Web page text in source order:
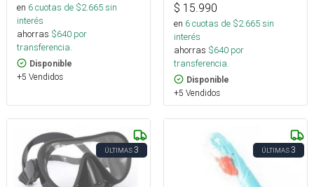
en 6cuotas de $2.665sin
interés
ahorras $640 por
transferencia.
Disponible
+5 Vendidos
$ 15.990
en 6cuotas de $2.665sin
interés
ahorras $640 por
transferencia.
Disponible
+5 Vendidos
ÚLTIMAS3 ÚLTIMAS3